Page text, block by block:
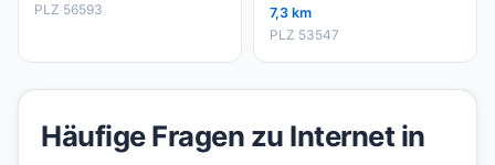
PLZ 56593
7,3 km
PLZ 53547
Häufige Fragen zu Internet in